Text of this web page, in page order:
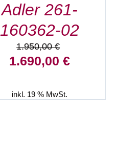
Adler 261-
160362-02
1.950,00€
Ursprünglicher
1.950,00 €
1.690,00 €Aktueller
inkl. 19 % MwSt.